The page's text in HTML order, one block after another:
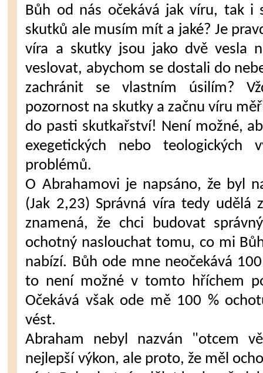
Bůh od nás očekává jak víru, tak i
skutků ale musím mít a jaké? Je
víra a skutky jsou jako dvě vesla
veslovat, abychom se dostali do
zachránit se vlastním úsilím?
pozornost na skutky a začnu víru
do pasti skutkařství! Není možné,
exegetických nebo teologických
problémů.
O Abrahamovi je napsáno, že byl
(Jak 2,23) Správná víra tedy udělá
znamená, že chci budovat
ochotný naslouchat tomu, co mi
nabízí. Bůh ode mne neočekává
to není možné v tomto hříchem
Očekává však ode mě 100 %
vést.
Abraham nebyl nazván "otcem
nejlepší výkon, ale proto, že měl